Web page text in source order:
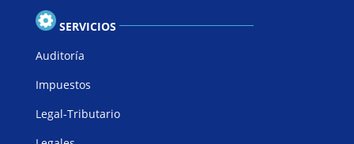
SERVICIOS
Auditoría
Impuestos
Legal-Tributario